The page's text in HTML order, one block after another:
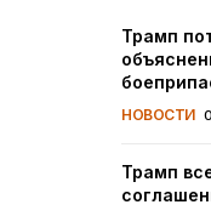
Трамп
НОВОСТИ
Трамп